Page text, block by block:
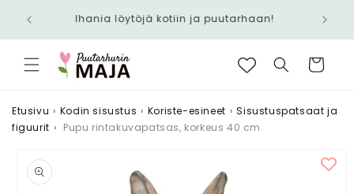
siirry
Ostoskori
Etusivu › Kodin sisustus › Koriste-esineet › Sisustuspatsaat ja
figuurit › Pupu rintakuvapatsas, korkeus 40 cm
tuotetietoihin